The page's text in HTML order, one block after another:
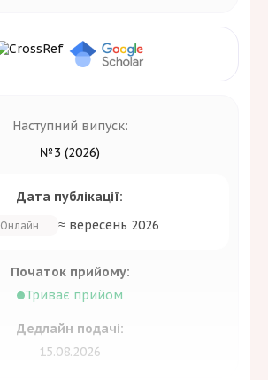
Наступний випуск:
№3 (2026)
Дата публікації:
Онлайн ≈ вересень 2026
Початок прийому:
Триває прийом
Дедлайн подачі:
15.08.2026